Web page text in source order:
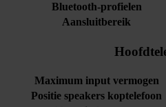
Bluetooth-profielen
Aansluitbereik
Maximum input vermogen
Positie speakers koptelefoon